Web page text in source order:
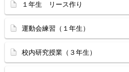
１年生 リース作り
運動会練習（１年生）
校内研究授業（３年生）